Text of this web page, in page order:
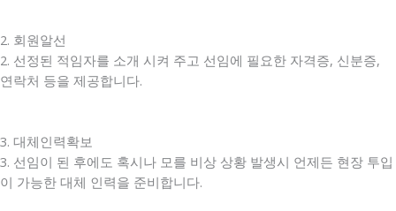
2. 회원알선
2. 선정된 적임자를 소개 시켜 주고 선임에 필요한 자격증, 신분증,
연락처 등을 제공합니다.
3. 대체인력확보
3. 선임이 된 후에도 혹시나 모를 비상 상황 발생시 언제든 현장 투입
이 가능한 대체 인력을 준비합니다.